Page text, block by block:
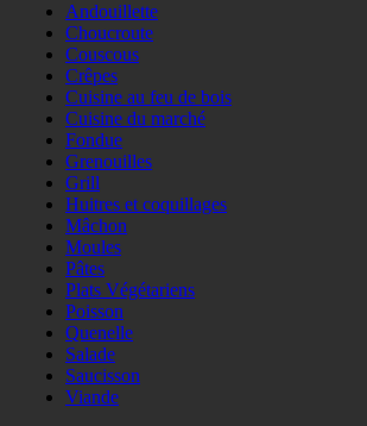
Andouillette
Choucroute
Couscous
Crêpes
Cuisine au feu de bois
Cuisine du marché
Fondue
Grenouilles
Grill
Huitres et coquillages
Mâchon
Moules
Pâtes
Plats Végétariens
Poisson
Quenelle
Salade
Saucisson
Viande